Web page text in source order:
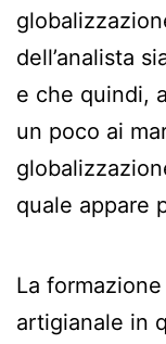
dell’analista
e che quindi,
un poco ai
quale appare
La
artigianale in